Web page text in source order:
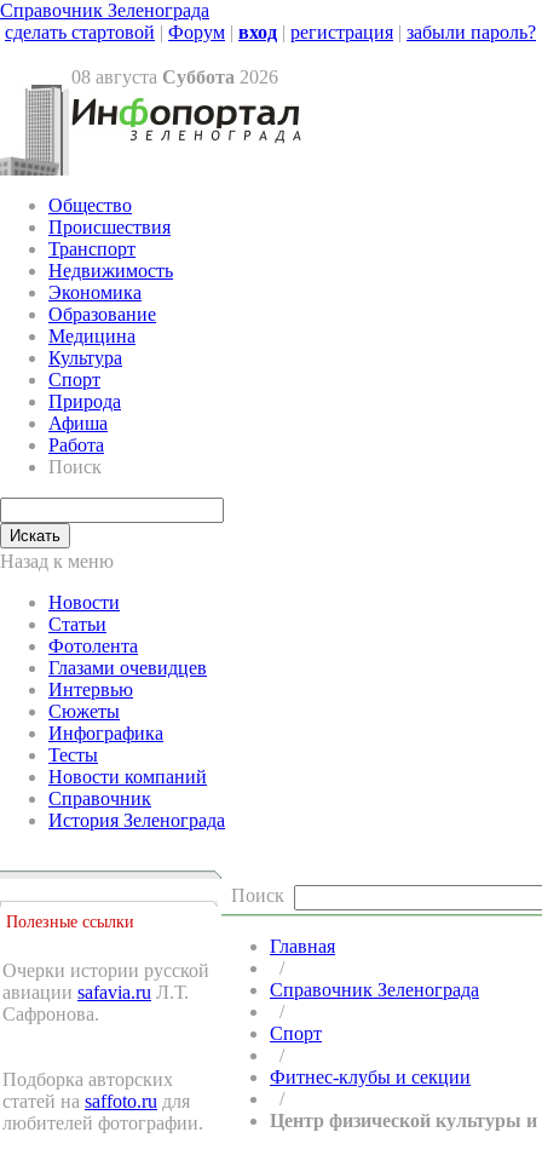
Справочник Зеленограда
сделать стартовой | Форум | вход | регистрация | забыли пароль?
08 августа Суббота 2026
Общество
Происшествия
Транспорт
Недвижимость
Экономика
Образование
Медицина
Культура
Спорт
Природа
Афиша
Работа
Поиск
Назад к меню
Новости
Статьи
Фотолента
Глазами очевидцев
Интервью
Сюжеты
Инфографика
Тесты
Новости компаний
Справочник
История Зеленограда
Полезные ссылки
Очерки истории русской
авиации safavia.ru Л.Т.
Сафронова.
Подборка авторских
статей на saffoto.ru для
любителей фотографии.
Поиск
Главная
/
Справочник Зеленограда
/
Спорт
/
Фитнес-клубы и секции
/
Центр физической культуры и